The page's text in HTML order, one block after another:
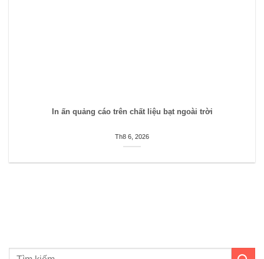
In ấn quảng cáo trên chất liệu bạt ngoài trời
Th8 6, 2026